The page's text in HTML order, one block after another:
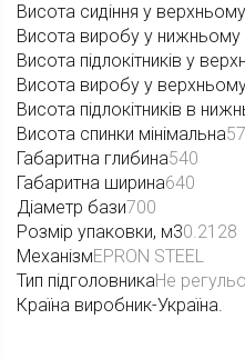
Висота сидіння у
Висота виробу у нижньому
Висота підлокітників у
Висота виробу у
Висота підлокітників в
Висота спинки мінімальна
Габаритна глибина540
Габаритна ширина640
Діаметр бази700
Розмір упаковки, м30.2128
МеханізмEPRON STEEL
Тип підголовникаНе
Країна виробник-Україна.